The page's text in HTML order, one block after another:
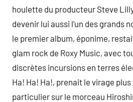
houlette du producteur Steve
devenir lui aussi l’un des grands
le premier album, éponime,
glam rock de Roxy Music, avec
discrètes incursions en terres
Ha! Ha! Ha!, prenait le virage
particulier sur le morceau